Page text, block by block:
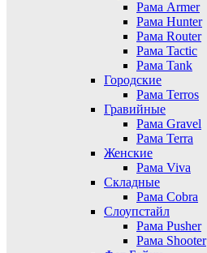
Рама Armer
Рама Hunter
Рама Router
Рама Tactic
Рама Tank
Городские
Рама Terros
Гравийные
Рама Gravel
Рама Terra
Женские
Рама Viva
Складные
Рама Cobra
Слоупстайл
Рама Pusher
Рама Shooter